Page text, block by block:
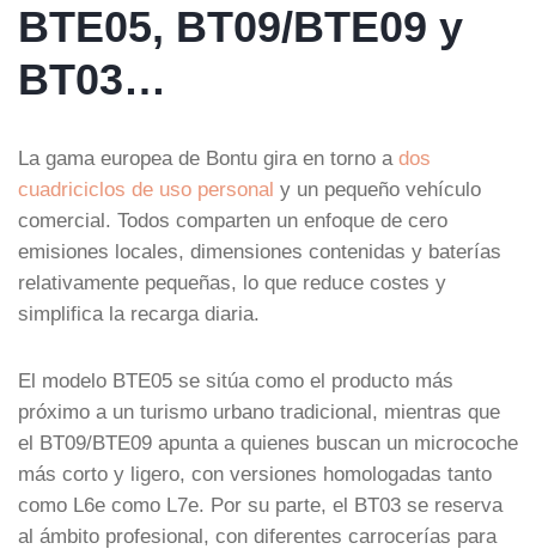
BTE05, BT09/BTE09 y
BT03…
La gama europea de Bontu gira en torno a dos
cuadriciclos de uso personal y un pequeño vehículo
comercial. Todos comparten un enfoque de cero
emisiones locales, dimensiones contenidas y baterías
relativamente pequeñas, lo que reduce costes y
simplifica la recarga diaria.
El modelo BTE05 se sitúa como el producto más
próximo a un turismo urbano tradicional, mientras que
el BT09/BTE09 apunta a quienes buscan un microcoche
más corto y ligero, con versiones homologadas tanto
como L6e como L7e. Por su parte, el BT03 se reserva
al ámbito profesional, con diferentes carrocerías para